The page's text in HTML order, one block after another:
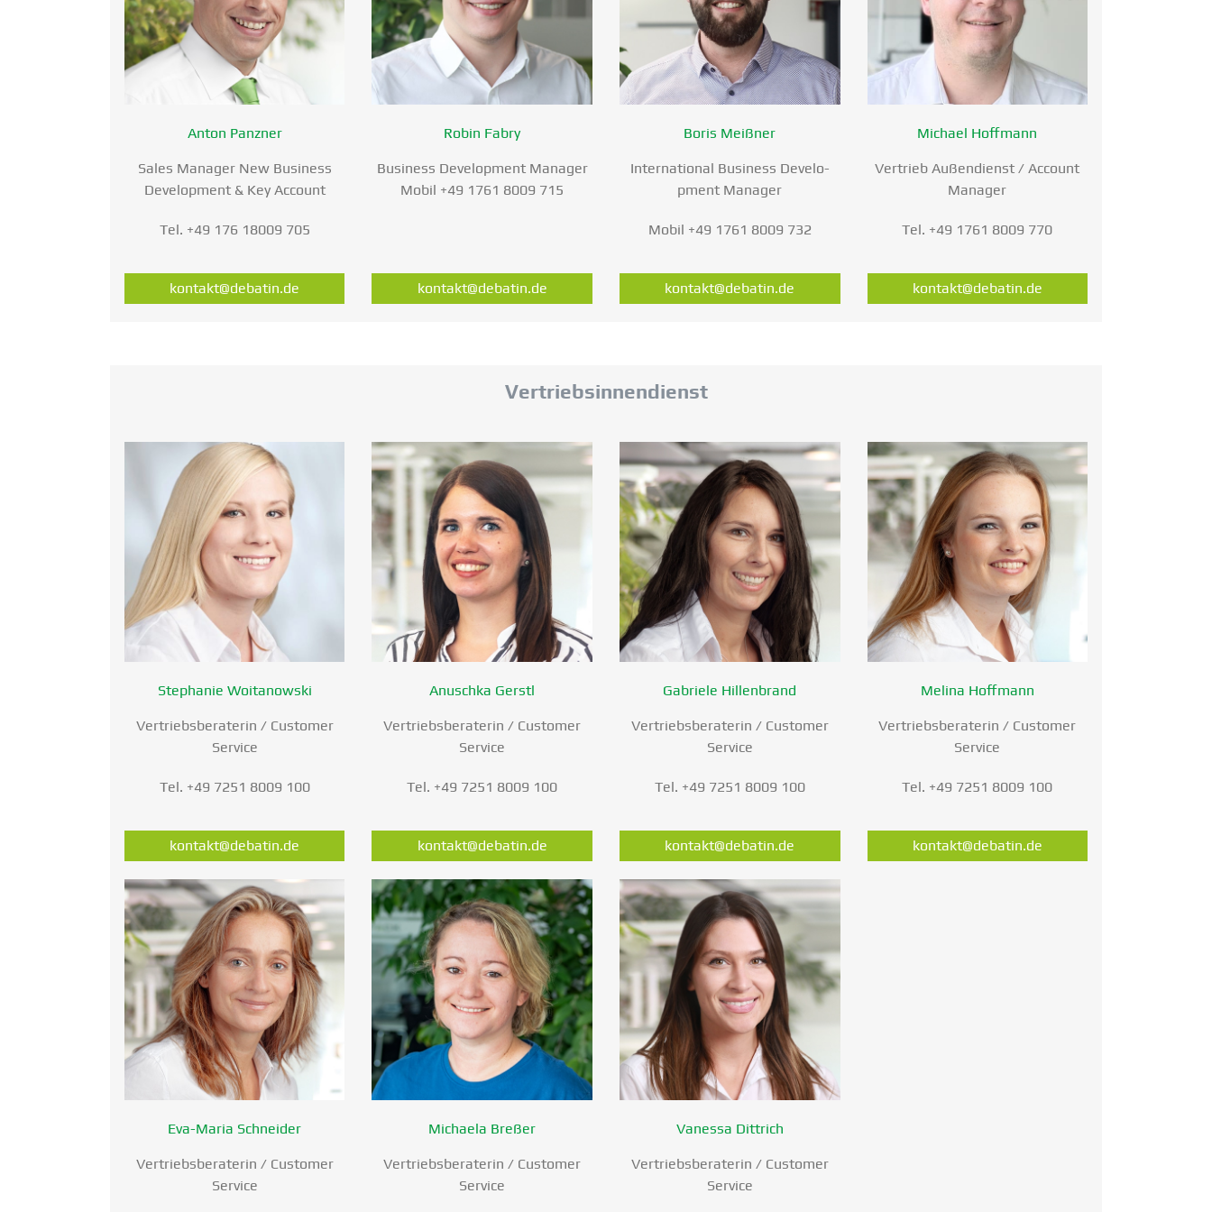
Anton Panzner
Sales Manager New Business
Develo­pment & Key Account
Tel. +49 176 18009 705
kontakt@debatin.de
Robin Fabry
Business Develo­pment Manager
Mobil +49 1761 8009 715
kontakt@debatin.de
Boris Meißner
Inter­na­tional Business Develo­
pment Manager
Mobil +49 1761 8009 732
kontakt@debatin.de
Michael Hoffmann
Vertrieb Außen­dienst / Account
Manager
Tel. +49 1761 8009 770
kontakt@debatin.de
Vertriebs­in­nen­dienst
Stephanie Woita­nowski
Vertriebs­be­ra­terin / Customer
Service
Tel. +49 7251 8009 100
kontakt@debatin.de
Anuschka Gerstl
Vertriebs­be­ra­terin / Customer
Service
Tel. +49 7251 8009 100
kontakt@debatin.de
Gabriele Hillen­brand
Vertriebs­be­ra­terin / Customer
Service
Tel. +49 7251 8009 100
kontakt@debatin.de
Melina Hoffmann
Vertriebs­be­ra­terin / Customer
Service
Tel. +49 7251 8009 100
kontakt@debatin.de
Eva-Maria Schneider
Vertriebs­be­ra­terin / Customer
Service
Michaela Breßer
Vertriebs­be­ra­terin / Customer
Service
Vanessa Dittrich
Vertriebs­be­ra­terin / Customer
Service